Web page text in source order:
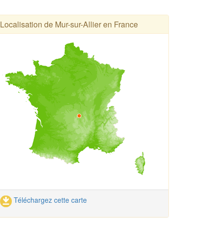
Localisation de Mur-sur-Allier en France
Téléchargez cette carte